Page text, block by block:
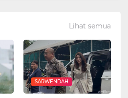
Lihat semua
SARWENDAH